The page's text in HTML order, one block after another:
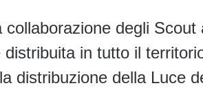
collaborazione degli
distribuita in tutto il
distribuzione della Luce